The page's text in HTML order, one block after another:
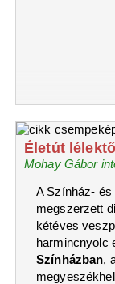
Életút
Mohay Gábor
A Színház-
megszerzett
kétéves
harmincnyolc
Színházban,